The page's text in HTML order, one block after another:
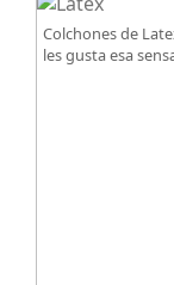
Colchones de
les gusta esa